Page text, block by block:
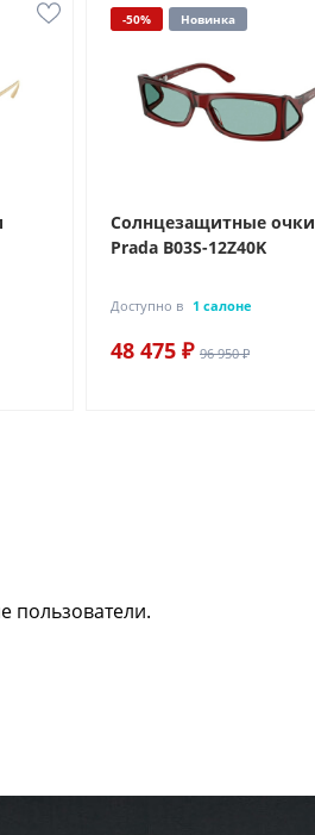
-50% Новинка
Солнцезащитные очки
Prada B03S-12Z40K
Доступно в 1 салоне
48 475 ₽ 96 950 ₽
пользователи.